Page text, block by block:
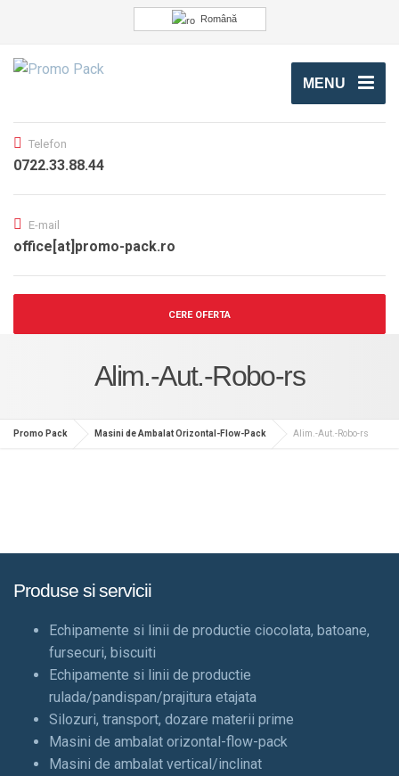
Română
MENU
Telefon
0722.33.88.44
E-mail
office[at]promo-pack.ro
CERE OFERTA
Alim.-Aut.-Robo-rs
Promo Pack Masini de Ambalat Orizontal-Flow-Pack Alim.-Aut.-Robo-rs
Produse si servicii
Echipamente si linii de productie ciocolata, batoane,
fursecuri, biscuiti
Echipamente si linii de productie
rulada/pandispan/prajitura etajata
Silozuri, transport, dozare materii prime
Masini de ambalat orizontal-flow-pack
Masini de ambalat vertical/inclinat